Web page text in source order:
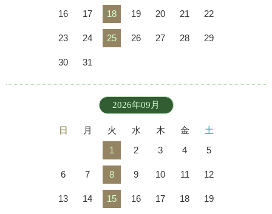
16 17 18 19 20 21 22
23 24 25 26 27 28 29
30 31
2026年09月
日 月 火 水 木 金
土
1
2 3 4 5
6 7 8 9 10 11 12
13 14 15 16 17 18 19